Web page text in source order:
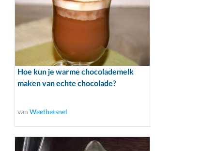
Hoe kun je warme chocolademelk
maken van echte chocolade?
van Weethetsnel